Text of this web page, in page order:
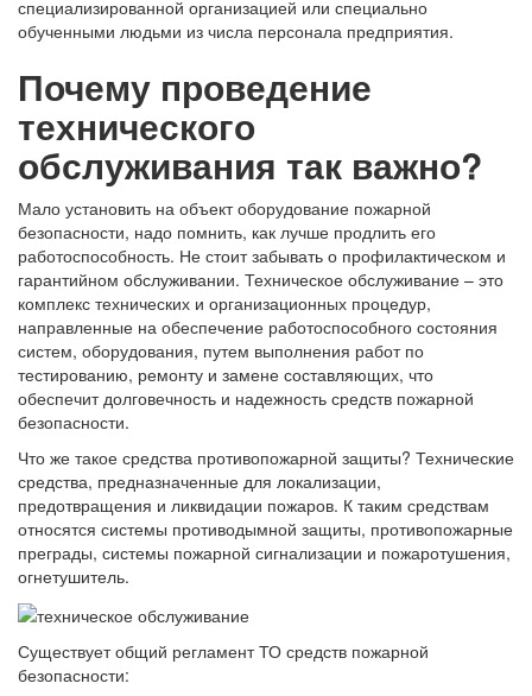
специализированной организацией или специально
обученными людьми из числа персонала предприятия.
Почему проведение
технического
обслуживания так важно?
Мало установить на объект оборудование пожарной
безопасности, надо помнить, как лучше продлить его
работоспособность. Не стоит забывать о профилактическом и
гарантийном обслуживании. Техническое обслуживание – это
комплекс технических и организационных процедур,
направленные на обеспечение работоспособного состояния
систем, оборудования, путем выполнения работ по
тестированию, ремонту и замене составляющих, что
обеспечит долговечность и надежность средств пожарной
безопасности.
Что же такое средства противопожарной защиты? Технические
средства, предназначенные для локализации,
предотвращения и ликвидации пожаров. К таким средствам
относятся системы противодымной защиты, противопожарные
преграды, системы пожарной сигнализации и пожаротушения,
огнетушитель.
Существует общий регламент ТО средств пожарной
безопасности: